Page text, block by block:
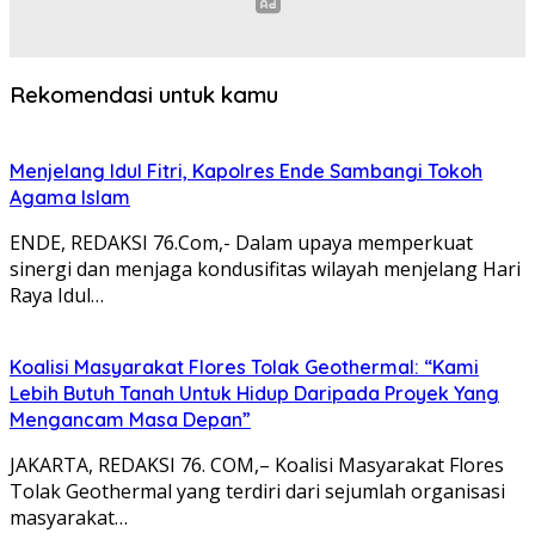
Rekomendasi untuk kamu
Menjelang Idul Fitri, Kapolres Ende Sambangi Tokoh
Agama Islam
ENDE, REDAKSI 76.Com,- Dalam upaya memperkuat
sinergi dan menjaga kondusifitas wilayah menjelang Hari
Raya Idul…
Koalisi Masyarakat Flores Tolak Geothermal: “Kami
Lebih Butuh Tanah Untuk Hidup Daripada Proyek Yang
Mengancam Masa Depan”
JAKARTA, REDAKSI 76. COM,– Koalisi Masyarakat Flores
Tolak Geothermal yang terdiri dari sejumlah organisasi
masyarakat…